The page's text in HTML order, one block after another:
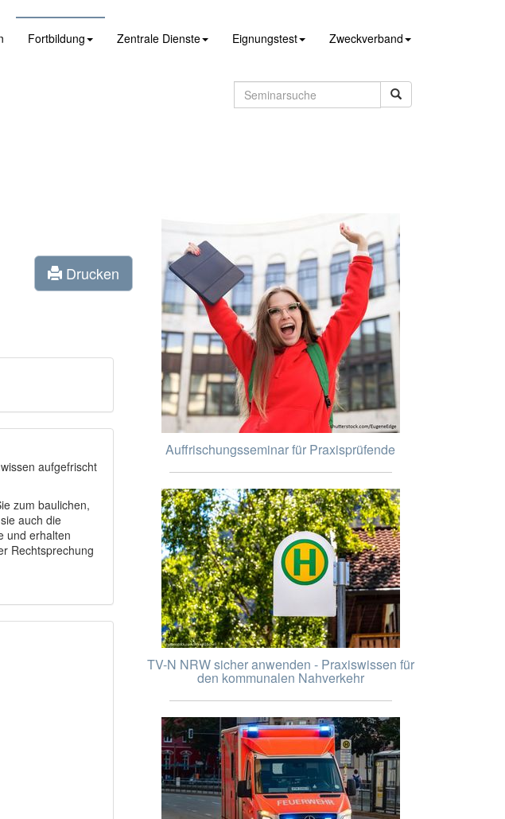
Fortbildung Zentrale Dienste Eignungstest Zweckverband
Drucken
aufgefrischt
zum baulichen,
auch die
und erhalten
Rechtsprechung
Auffrischungsseminar für Praxisprüfende
TV-N NRW sicher anwenden - Praxiswissen für
den kommunalen Nahverkehr